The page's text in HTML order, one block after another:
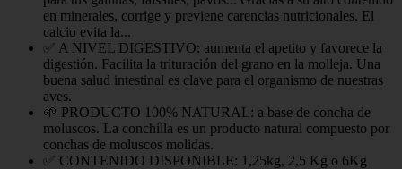
en minerales, corrige y previene carencias nutricionales. El
calcio evita la...
✅ A NIVEL DIGESTIVO: aumenta el apetito y favorece la
digestión. Facilita la trituración del grano en la molleja. Una
buena salud intestinal es clave para el organismo de nuestras
aves.
🌱 PRODUCTO 100% NATURAL: a base de concha de
moluscos. La conchilla es un producto natural compuesto por
conchas de moluscos molidas.
✅ CONTENIDO DISPONIBLE: 1,25kg, 2,5 Kg o 6Kg